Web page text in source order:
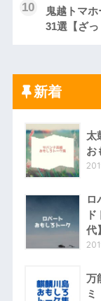
鬼越トマ
31選【ざっ
新着
太
お
ロ
代】
万
ミ